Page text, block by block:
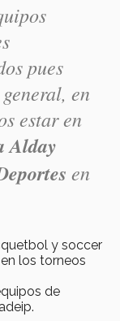
pues
en
estar en
Alday
en
y soccer
los torneos
de